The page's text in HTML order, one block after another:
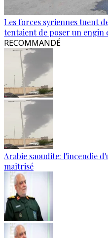
Les forces syriennes tuent
tentaient de poser un engin
RECOMMANDÉ
Arabie saoudite: l'incendie
maîtrisé